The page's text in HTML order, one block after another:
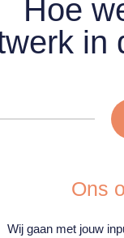
Hoe
in
Ons
Wij gaan met jouw